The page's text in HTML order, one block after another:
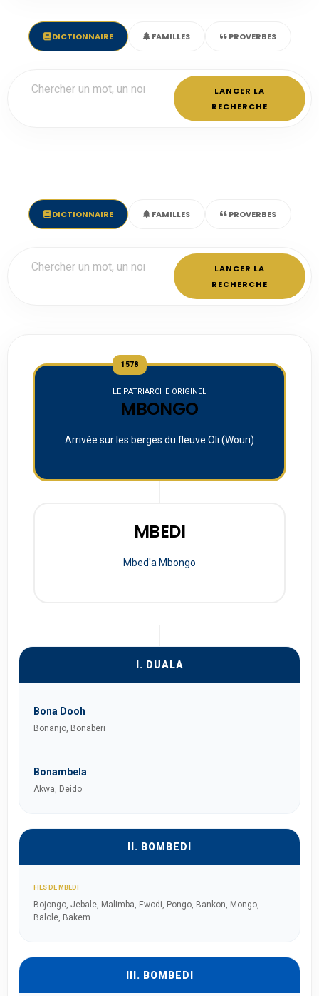
DICTIONNAIRE FAMILLES PROVERBES
LANCER LA
RECHERCHE
DICTIONNAIRE FAMILLES PROVERBES
LANCER LA
RECHERCHE
1578
LE PATRIARCHE ORIGINEL
MBONGO
Arrivée sur les berges du fleuve Oli (Wouri)
MBEDI
Mbed'a Mbongo
I. DUALA
Bona Dooh
Bonanjo, Bonaberi
Bonambela
Akwa, Deido
II. BOMBEDI
FILS DE MBEDI
Bojongo, Jebale, Malimba, Ewodi, Pongo, Bankon, Mongo,
Balole, Bakem.
III. BOMBEDI